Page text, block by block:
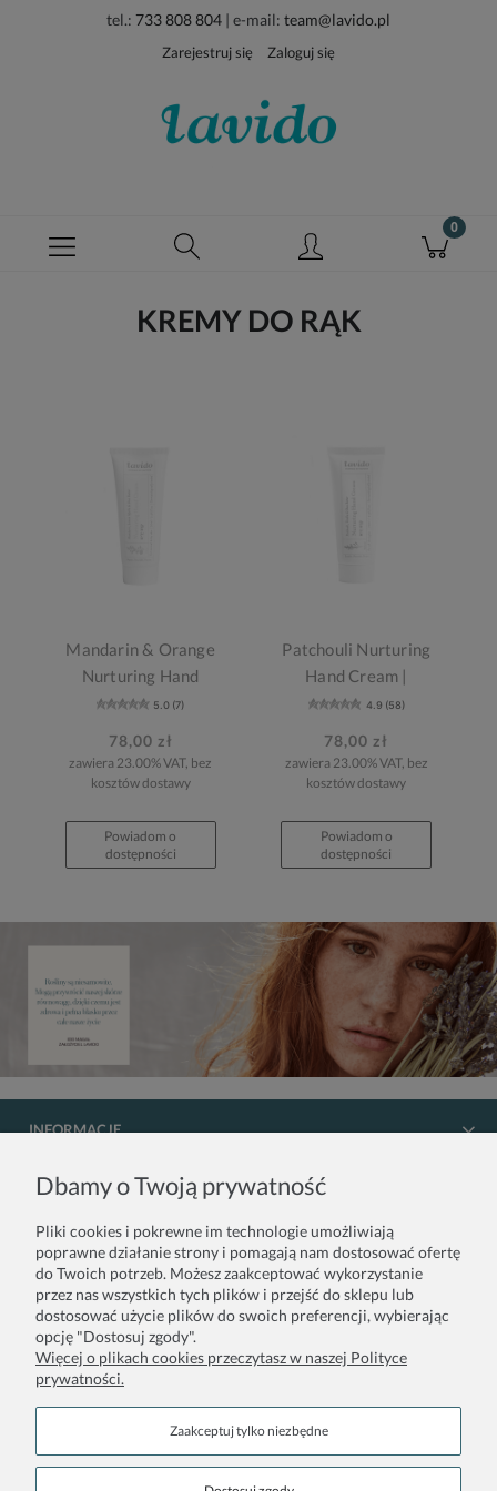
tel.: 733 808 804 | e-mail: team@lavido.pl
Zarejestruj się Zaloguj się
KREMY DO RĄK
Mandarin & Orange
Nurturing Hand
Cream |
do rąk o zapachu
mandarynki
5.0 (7)
78,00 zł
zawiera 23.00% VAT, bez
kosztów dostawy
Powiadom o
dostępności
Patchouli Nurturing
Hand Cream |
Nawilżający krem
paczuli
4.9 (58)
78,00 zł
zawiera 23.00% VAT, bez
kosztów dostawy
Powiadom o
dostępności
INFORMACJE
REGULAMIN
DLA PROFESJONALISTÓW
KONTAKT
Kosmetyki Clean Beauty
Dbamy o Twoją prywatność
Pliki cookies i pokrewne im technologie umożliwiają
poprawne działanie strony i pomagają nam dostosować ofertę
do Twoich potrzeb. Możesz zaakceptować wykorzystanie
przez nas wszystkich tych plików i przejść do sklepu lub
dostosować użycie plików do swoich preferencji, wybierając
opcję "Dostosuj zgody".
Więcej o plikach cookies przeczytasz w naszej Polityce
prywatności.
Zaakceptuj tylko niezbędne